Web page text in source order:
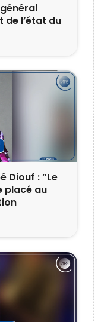
l’état du
Diouf : ”Le
placé au